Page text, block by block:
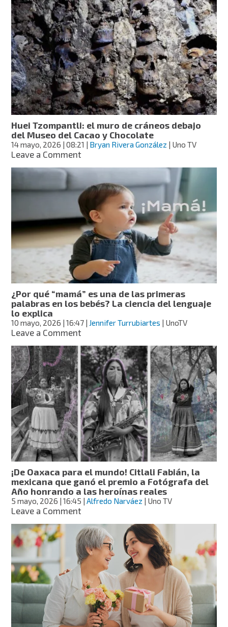
entre
las
mejores
ciudades
del
mundo
para
el
arte
y
la
cultura,
según
la
revista
Out”
Huei Tzompantli: el muro de cráneos debajo
del Museo del Cacao y Chocolate
14 mayo, 2026 | 08:21 Bryan Rivera González | Uno TV
Leave a Commenton
el
muro
cráneos
debajo
del
Museo
del
Cacao
y
Chocolate
¿Por qué “mamá” es una de las primeras
palabras en los bebés? La ciencia del lenguaje
lo explica
10 mayo, 2026 | 16:47 | Jennifer Turrubiartes | UnoTV
Leave a Commenton
qué
“mamá”
es
una
de
las
primeras
palabras
en
los
bebés?
La
ciencia
del
lenguaje
lo
¡De Oaxaca para el mundo! Citlali Fabián, la
mexicana que ganó el premio a Fotógrafa del
Año honrando a las heroínas reales
5 mayo, 2026 | 16:45 |Alfredo Narváez | Uno TV
Leave a Commenton
Oaxaca
para
el
mundo!
Citlali
Fabián,
la
mexicana
que
ganó